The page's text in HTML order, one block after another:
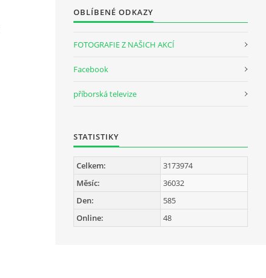
OBLÍBENÉ ODKAZY
FOTOGRAFIE Z NAŠICH AKCÍ
Facebook
příborská televize
STATISTIKY
Online: 48
Celkem:
3173974
Měsíc:
36032
Den:
585